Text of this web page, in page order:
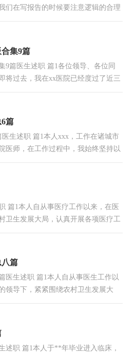
们在写报告的时候要注意逻辑的合理
合集9篇
9篇医生述职 篇1各位领导、各位同
将过去，我在xx医院已经度过了近三
6篇
医生述职 篇1本人xxx，工作在诸城市
医师，在工作过程中，我始终坚持以
篇1本人自从事医疗工作以来，在医
卫生发展大局，认真开展各项医疗工
八篇
医生述职 篇1本人自从事医生工作以
领导下，紧紧围绕农村卫生发展大
述职 篇1本人于**年毕业进入临床，